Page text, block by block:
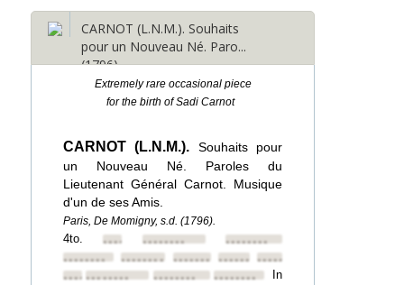
CARNOT (L.N.M.). Souhaits
pour un Nouveau Né. Paro...
(1796)
Extremely rare occasional piece
for the birth of Sadi Carnot
CARNOT (L.N.M.). Souhaits pour
un Nouveau Né. Paroles du
Lieutenant Général Carnot. Musique
d'un de ses Amis.
Paris, De Momigny, s.d. (1796).
4to.••••••••••••••••
••••••••
••••••••
•••••••• •••••••• ••••••••••••••••
•••••••••••••••• •••••••• ••••••••
In